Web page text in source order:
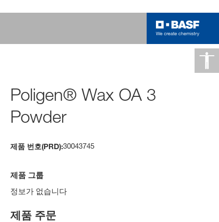
Poligen® Wax OA 3
Powder
제품 번호(PRD):30043745
제품 그룹
정보가 없습니다
제품 주문